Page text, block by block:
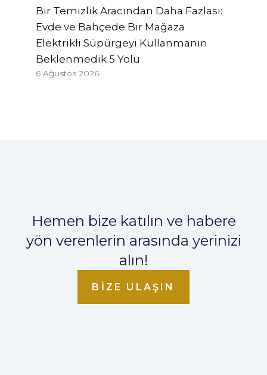
Bir Temizlik Aracından Daha Fazlası:
Evde ve Bahçede Bir Mağaza
Elektrikli Süpürgeyi Kullanmanın
Beklenmedik 5 Yolu
6 Ağustos 2026
Hemen bize katılın ve habere
yön verenlerin arasında yerinizi
alın!
BIZE ULAŞIN